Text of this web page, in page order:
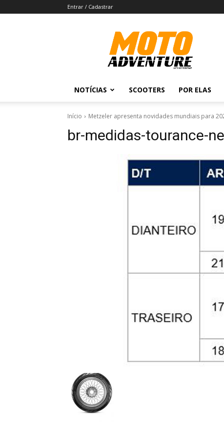
Entrar / Cadastrar
Revista
Moto
Adventure
NOTÍCIAS SCOOTERS POR ELAS
Início Metzeler apresenta novidades mundiais para
br-medidas-tourance-